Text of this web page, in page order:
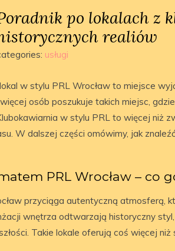
po lokalach z
realiów
usługi
lokal w stylu PRL Wrocław to miejsce
osób poszukuje takich miejsc,
w stylu PRL to więcej niż
W dalszej części omówimy, jak
PRL Wrocław – co
przyciąga autentyczną atmosferą,
wnętrza odtwarzają historyczny
Takie lokale oferują coś więcej